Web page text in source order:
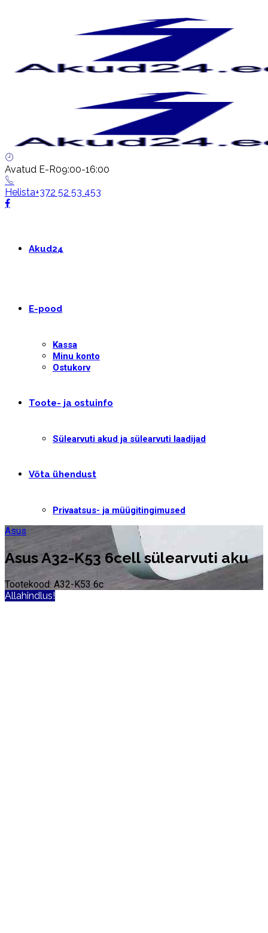
Avatud E-R09:00-16:00
Helista+372 52 53 453
Akud24
E-pood
Kassa
Minu konto
Ostukorv
Toote- ja ostuinfo
Sülearvuti akud ja sülearvuti laadijad
Võta ühendust
Privaatsus- ja müügitingimused
Asus
Asus A32-K53 6cell sülearvuti aku
Tootekood: A32-K53 6c
Allahindlus!